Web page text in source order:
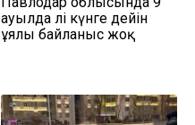
ауылда әлі күнге дейін
ұялы байланыс жоқ